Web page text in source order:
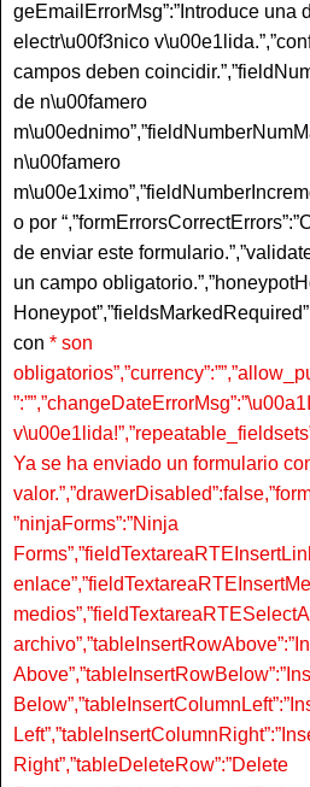
geEmailErrorMsg”:”Introduce una
electr\u00f3nico
campos deben
de n\u00famero
n\u00famero
o por
de enviar este
un campo
con * son
Ya se ha enviado un formulario
”ninjaForms”:”Ninja
Right”,”tableDeleteRow”:”Delete